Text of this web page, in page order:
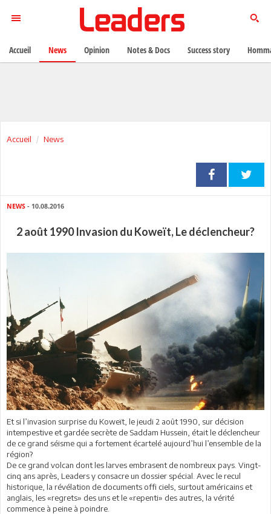
Accueil News
NEWS - 10.08.2016
2 août 1990 Invasion du Koweït, Le déclencheur?
Et si l’invasion surprise du Koweït, le jeudi 2 août 1990, sur décision
intempestive et gardée secrète de Saddam Hussein, était le déclencheur
de ce grand séisme qui a fortement écartelé aujourd’hui l’ensemble de la
région?
De ce grand volcan dont les larves embrasent de nombreux pays. Vingt-
cinq ans après, Leaders y consacre un dossier spécial. Avec le recul
historique, la révélation de documents offi ciels, surtout américains et
anglais, les «regrets» des uns et le «repenti» des autres, la vérité
commence à peine à poindre.
Accueil News Opinion Notes & Docs Success story